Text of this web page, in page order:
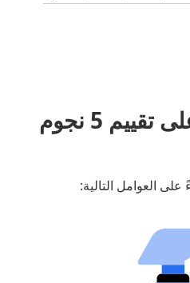
نصائح للحصول على تقييم 5 نجوم
على العوامل التالية: